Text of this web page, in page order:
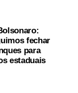
fechar
para
estaduais